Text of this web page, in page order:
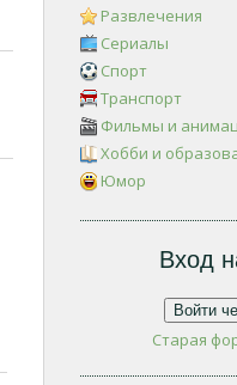
Развлечения
Сериалы
Спорт
Транспорт
Фильмы и
Хобби и
Юмор
Вход
Войти
Старая